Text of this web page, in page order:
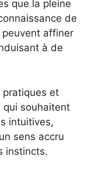
que la pleine
de
affiner
à de
et
qui souhaitent
intuitives,
sens accru
instincts.